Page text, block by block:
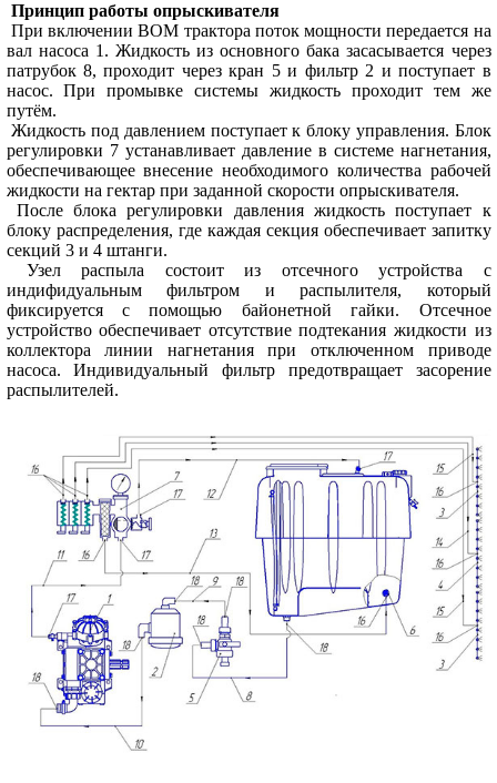
Принцип работы опрыскивателя
При включении ВОМ трактора поток мощности передается на
вал насоса 1. Жидкость из основного бака засасывается через
патрубок 8, проходит через кран 5 и фильтр 2 и поступает в
насос. При промывке системы жидкость проходит тем же
путём.
Жидкость под давлением поступает к блоку управления. Блок
регулировки 7 устанавливает давление в системе нагнетания,
обеспечивающее внесение необходимого количества рабочей
жидкости на гектар при заданной скорости опрыскивателя.
После блока регулировки давления жидкость поступает к
блоку распределения, где каждая секция обеспечивает запитку
секций 3 и 4 штанги.
Узел распыла состоит из отсечного устройства с
индифидуальным фильтром и распылителя, который
фиксируется с помощью байонетной гайки. Отсечное
устройство обеспечивает отсутствие подтекания жидкости из
коллектора линии нагнетания при отключенном приводе
насоса. Индивидуальный фильтр предотвращает засорение
распылителей.